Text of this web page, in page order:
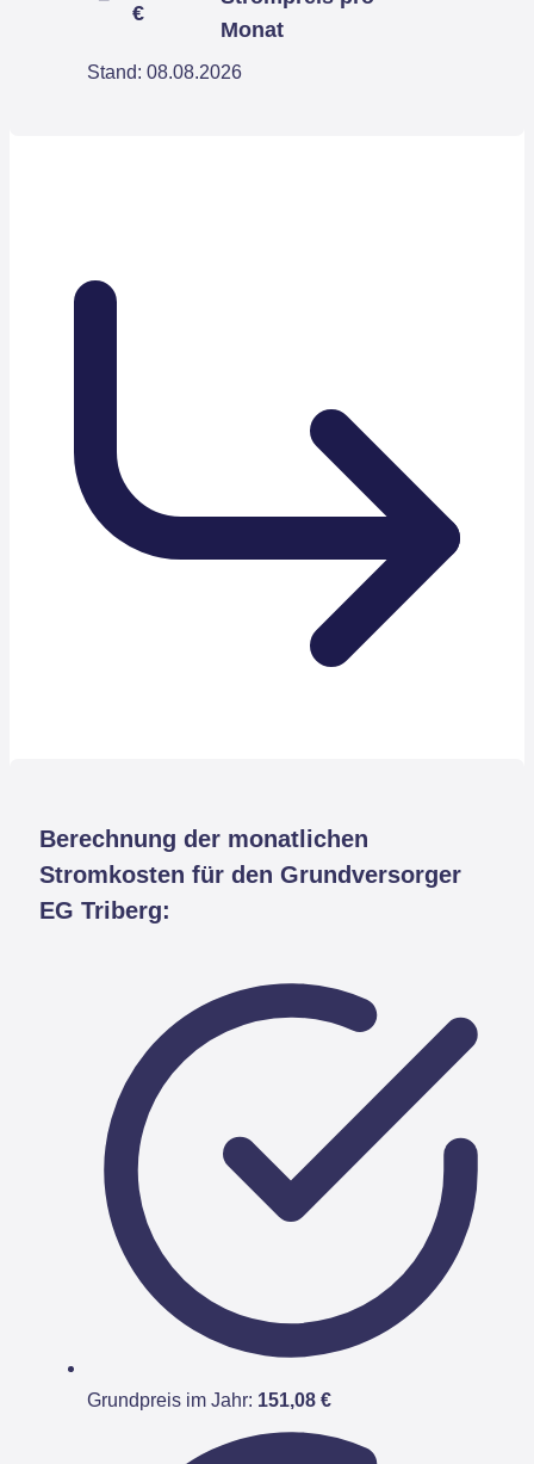
€
Monat
Stand: 08.08.2026
Berechnung der monatlichen
Stromkosten für den Grundversorger
EG Triberg:
Grundpreis im Jahr: 151,08 €